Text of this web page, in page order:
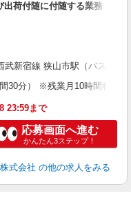
出荷付随に付随する業務
武新宿線 狭山市駅（バス20
30分） ※残業月10時間程度
23:59まで
応募画面へ進む
かんたん3ステップ！
式会社 の他の求人をみる